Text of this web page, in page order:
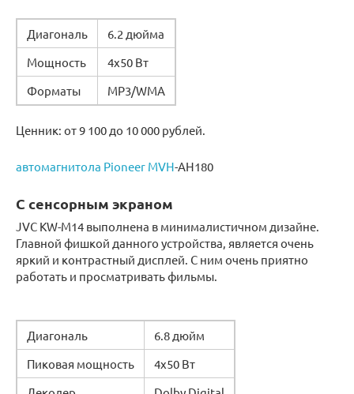
Диагональ
6.2 дюйма
Мощность
4х50 Вт
Форматы
MP3/WMA
Ценник: от 9 100 до 10 000 рублей.
автомагнитола Pioneer MVH-AH180
С сенсорным экраном
JVC KW-M14 выполнена в минималистичном дизайне.
Главной фишкой данного устройства, является очень
яркий и контрастный дисплей. С ним очень приятно
работать и просматривать фильмы.
Диагональ
6.8 дюйм
Пиковая мощность
4х50 Вт